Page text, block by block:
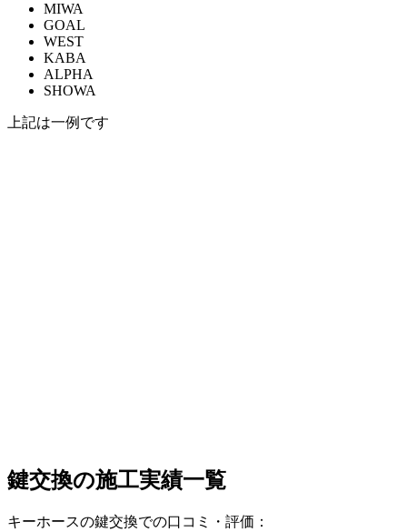
MIWA
GOAL
WEST
KABA
ALPHA
SHOWA
上記は一例です
鍵交換の施工実績一覧
キーホースの鍵交換での口コミ・評価：